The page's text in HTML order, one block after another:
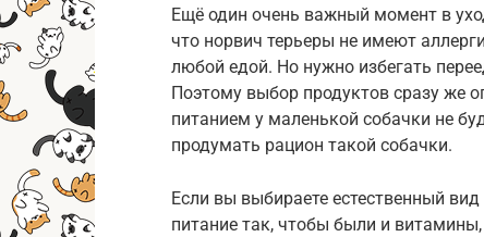
Ещё один очень важный момент в
что норвич терьеры не имеют
любой едой. Но нужно избегать
Поэтому выбор продуктов сразу же
питанием у маленькой собачки не
продумать рацион такой собачки.
Если вы выбираете естественный
питание так, чтобы были и